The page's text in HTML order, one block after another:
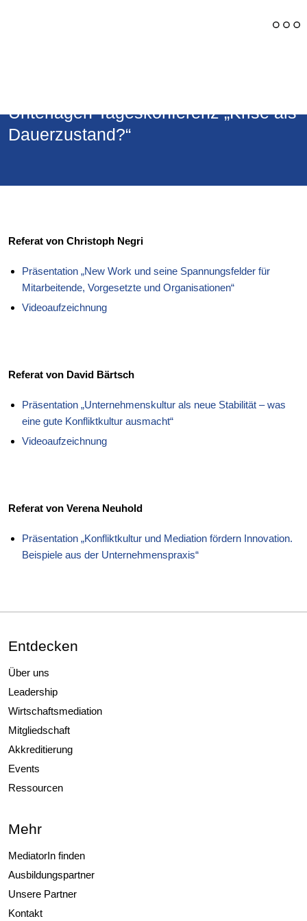
Unterlagen Tageskonferenz „Krise als
Dauerzustand?“
Referat von Christoph Negri
Präsentation „New Work und seine Spannungsfelder für
Mitarbeitende, Vorgesetzte und Organisationen“
Videoaufzeichnung
Referat von David Bärtsch
Präsentation „Unternehmenskultur als neue Stabilität – was
eine gute Konfliktkultur ausmacht“
Videoaufzeichnung
Referat von Verena Neuhold
Präsentation „Konfliktkultur und Mediation fördern Innovation.
Beispiele aus der Unternehmenspraxis“
Entdecken
Über uns
Leadership
Wirtschaftsmediation
Mitgliedschaft
Akkreditierung
Events
Ressourcen
Mehr
MediatorIn finden
Ausbildungspartner
Unsere Partner
Kontakt